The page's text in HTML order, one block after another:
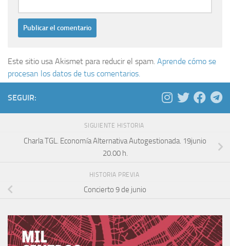
Este sitio usa Akismet para reducir el spam. Aprende cómo se
procesan los datos de tus comentarios.
SEGUIR:
SIGUIENTE HISTORIA
Charla TGL. Economía Alternativa Autogestionada. 19junio
20.00 h.
HISTORIA PREVIA
Concierto 9 de junio